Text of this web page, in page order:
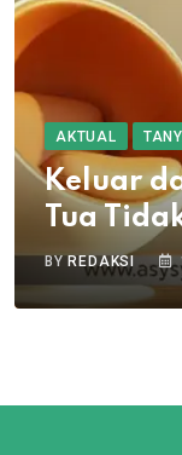
AKTUAL
Keluar
Tua
BY REDAKSI